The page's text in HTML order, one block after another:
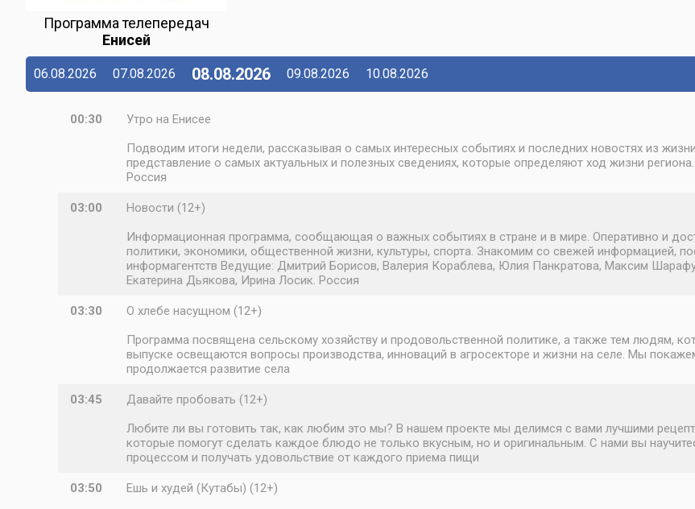
Программа телепередач
Енисей
06.08.2026 07.08.2026 08.08.2026 09.08.2026 10.08.2026
00:30
Утро на Енисее
Подводим итоги недели, рассказывая о самых интересных событиях и последних новостях из
представление о самых актуальных и полезных сведениях, которые определяют ход жизни
Россия
03:00
Новости (12+)
Информационная программа, сообщающая о важных событиях в стране и в мире. Оперативно и
политики, экономики, общественной жизни, культуры, спорта. Знакомим со свежей информацией,
информагентств Ведущие: Дмитрий Борисов, Валерия Кораблева, Юлия Панкратова, Максим
Екатерина Дьякова, Ирина Лосик. Россия
03:30
О хлебе насущном (12+)
Программа посвящена сельскому хозяйству и продовольственной политике, а также тем людям,
выпуске освещаются вопросы производства, инноваций в агросекторе и жизни на селе. Мы
продолжается развитие села
03:45
Давайте пробовать (12+)
Любите ли вы готовить так, как любим это мы? В нашем проекте мы делимся с вами лучшими
которые помогут сделать каждое блюдо не только вкусным, но и оригинальным. С нами вы
процессом и получать удовольствие от каждого приема пищи
03:50
Ешь и худей (Кутабы) (12+)